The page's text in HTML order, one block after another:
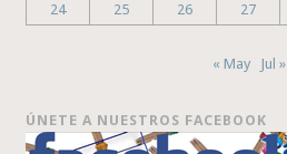
24
25 26 27
« May Jul »
ÚNETE A NUESTROS FACEBOOK